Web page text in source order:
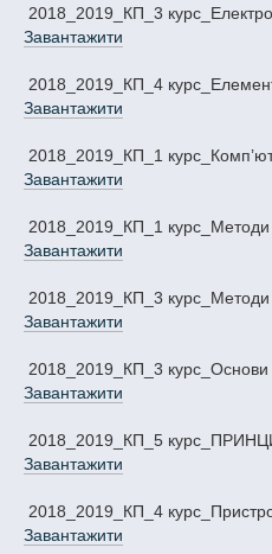
2018_2019_КП_3
Завантажити
2018_2019_КП_4
Завантажити
2018_2019_КП_1
Завантажити
2018_2019_КП_1
Завантажити
2018_2019_КП_3
Завантажити
2018_2019_КП_3
Завантажити
2018_2019_КП_5
Завантажити
2018_2019_КП_4
Завантажити